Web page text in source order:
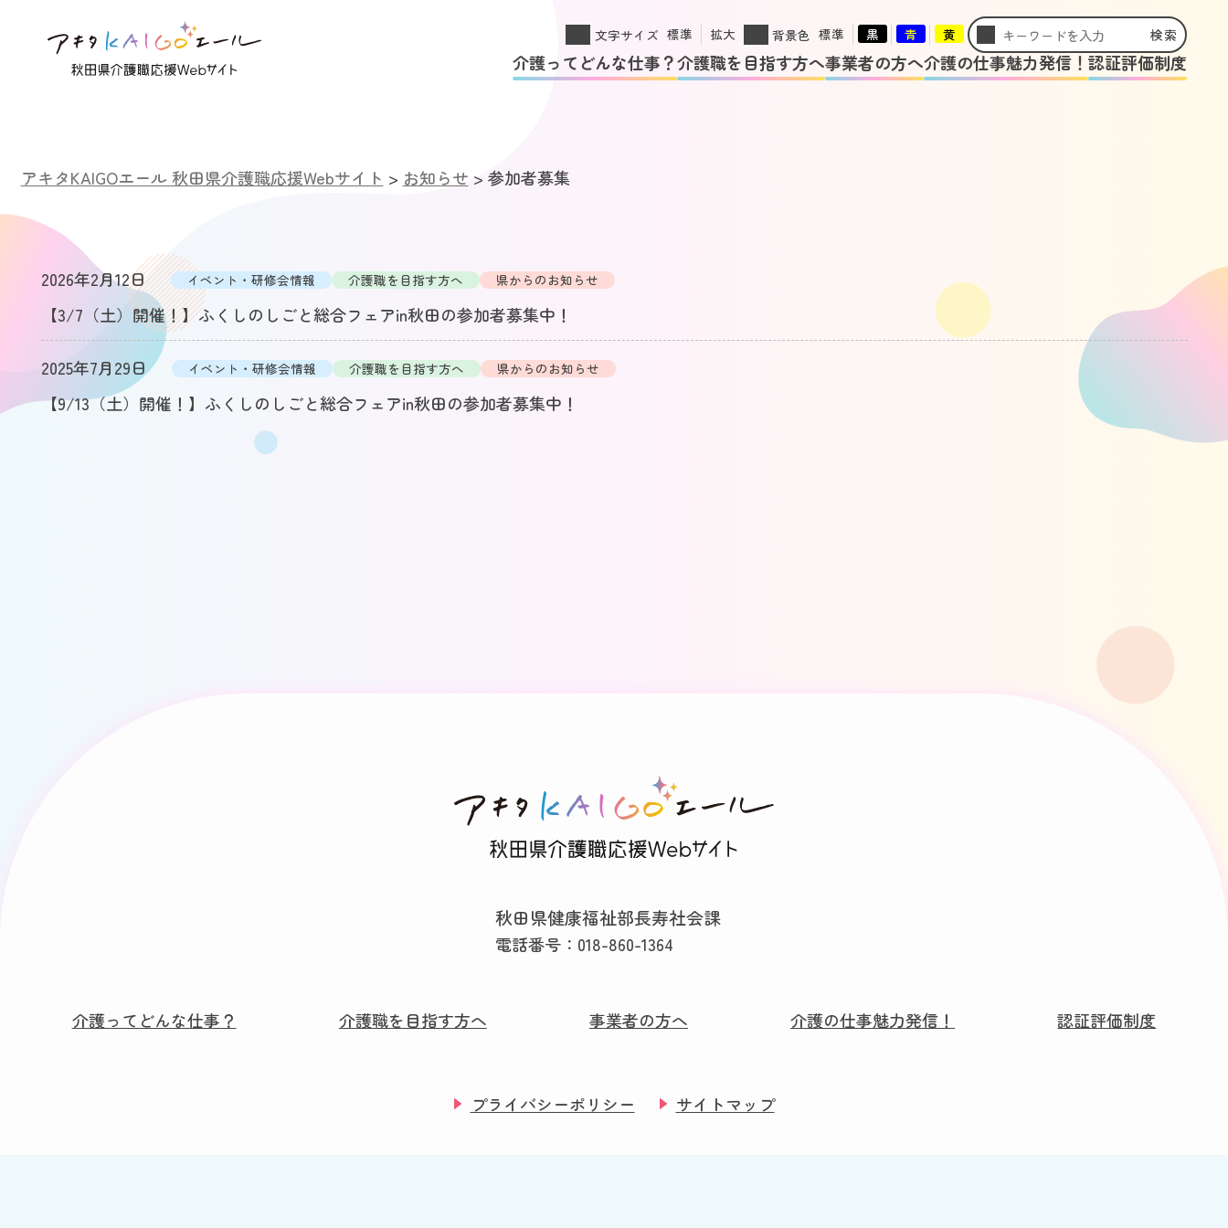
文字サイズ 標準 拡大 背景色 標準 黒 青 黄 検索
介護ってどんな仕事？介護職を目指す方へ事業者の方へ介護の仕事魅力発信！認証評価制度
アキタKAIGOエール 秋田県介護職応援Webサイト > お知らせ > 参加者募集
2026年2月12日 イベント・研修会情報 介護職を目指す方へ 県からのお知らせ
【3/7（土）開催！】ふくしのしごと総合フェアin秋田の参加者募集中！
2025年7月29日 イベント・研修会情報 介護職を目指す方へ 県からのお知らせ
【9/13（土）開催！】ふくしのしごと総合フェアin秋田の参加者募集中！
秋田県健康福祉部長寿社会課
電話番号： 018-860-1364
介護ってどんな仕事？ 介護職を目指す方へ 事業者の方へ 介護の仕事魅力発信！ 認証評価制度
プライバシーポリシー サイトマップ